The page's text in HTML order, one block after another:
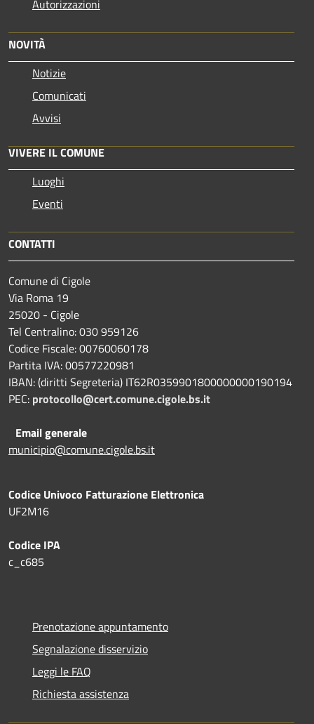
Autorizzazioni
NOVITÀ
Notizie
Comunicati
Avvisi
VIVERE IL COMUNE
Luoghi
Eventi
CONTATTI
Comune di Cigole
Via Roma 19
25020 - Cigole
Tel Centralino: 030 959126
Codice Fiscale: 00760060178
Partita IVA: 00577220981
IBAN: (diritti Segreteria) IT62R0359901800000000190194
PEC: protocollo@cert.comune.cigole.bs.it
Email generale
municipio@comune.cigole.bs.it
Codice Univoco Fatturazione Elettronica
UF2M16
Codice IPA
c_c685
Prenotazione appuntamento
Segnalazione disservizio
Leggi le FAQ
Richiesta assistenza